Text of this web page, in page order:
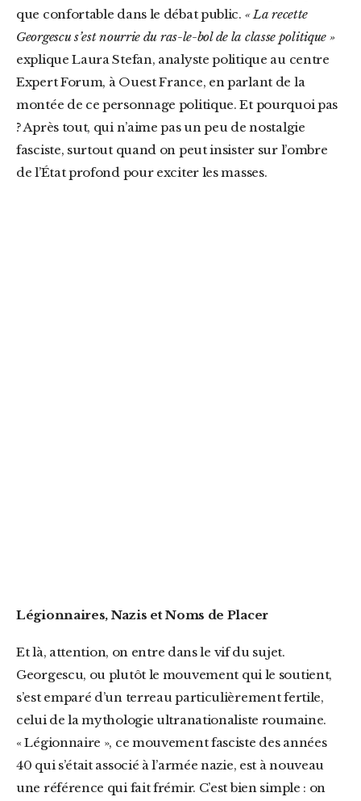
que confortable dans le débat public. « La recette
Georgescu s’est nourrie du ras-le-bol de la classe politique »
explique Laura Stefan, analyste politique au centre
Expert Forum, à Ouest France, en parlant de la
montée de ce personnage politique. Et pourquoi pas
? Après tout, qui n’aime pas un peu de nostalgie
fasciste, surtout quand on peut insister sur l’ombre
de l’État profond pour exciter les masses.
Légionnaires, Nazis et Noms de Placer
Et là, attention, on entre dans le vif du sujet.
Georgescu, ou plutôt le mouvement qui le soutient,
s’est emparé d’un terreau particulièrement fertile,
celui de la mythologie ultranationaliste roumaine.
« Légionnaire », ce mouvement fasciste des années
40 qui s’était associé à l’armée nazie, est à nouveau
une référence qui fait frémir. C’est bien simple : on